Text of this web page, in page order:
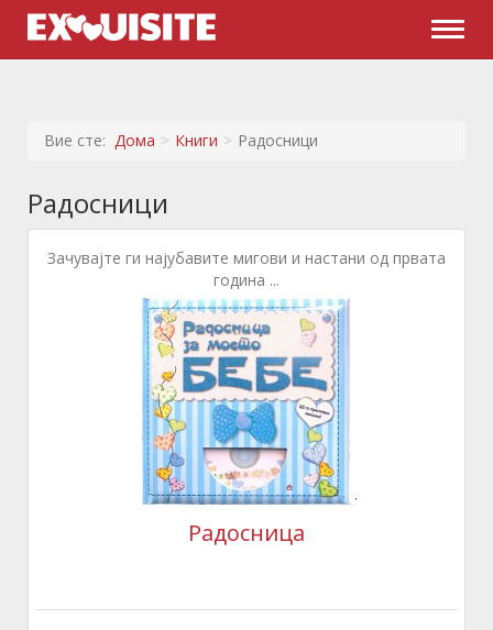
Вие сте: Дома Книги Радосници
Радосници
Зачувајте ги најубавите мигови и настани од првата
година ...
Радосница